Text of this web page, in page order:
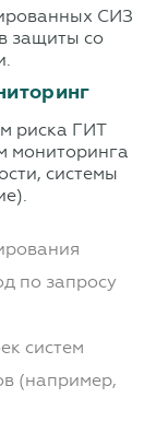
СИЗ
защиты со
риска ГИТ
мониторинга
системы
по запросу
систем
(например,